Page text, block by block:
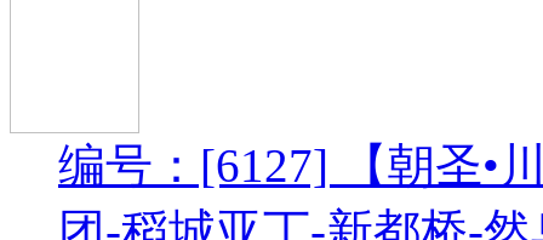
编号：[6127] 【朝圣•